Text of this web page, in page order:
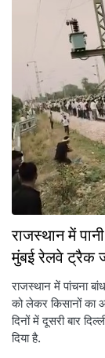
राजस्थान में
मुंबई रेलवे ट्रैक
राजस्थान में पांचना
को लेकर किसानों का
दिनों में दूसरी बार
दिया है.